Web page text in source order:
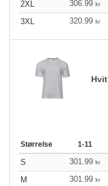
2XL 306.99 kr
3XL
320.99 kr
Hvit
Størrelse 1-11
S 301.99 kr
M
301.99 kr